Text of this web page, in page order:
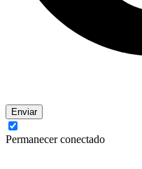
Enviar
Permanecer conectado